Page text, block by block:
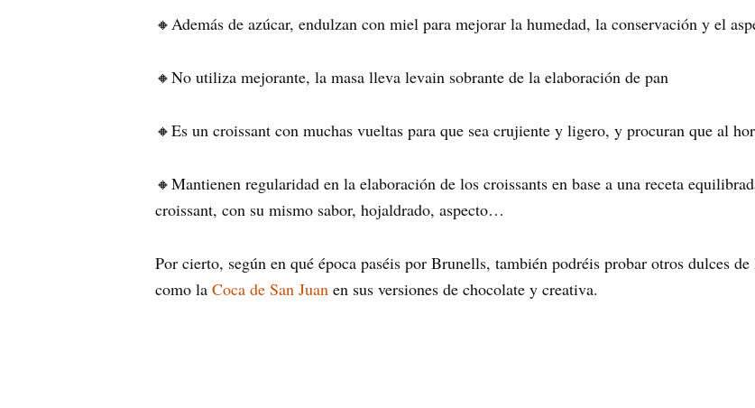
🔸Además de azúcar, endulzan con miel para mejorar la humedad, la conservación y el
🔸No utiliza mejorante, la masa lleva levain sobrante de la elaboración de pan
🔸Es un croissant con muchas vueltas para que sea crujiente y ligero, y procuran que al
🔸Mantienen regularidad en la elaboración de los croissants en base a una receta
croissant, con su mismo sabor, hojaldrado, aspecto…
Por cierto, según en qué época paséis por Brunells, también podréis probar otros dulces de
como la Coca de San Juan en sus versiones de chocolate y creativa.